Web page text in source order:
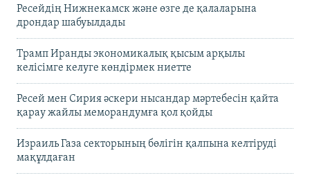
Ресейдің Нижнекамск және өзге де қалаларына
дрондар шабуылдады
Трамп Иранды экономикалық қысым арқылы
келісімге келуге көндірмек ниетте
Ресей мен Сирия әскери нысандар мәртебесін қайта
қарау жайлы меморандумға қол қойды
Израиль Газа секторының бөлігін қалпына келтіруді
мақұлдаған